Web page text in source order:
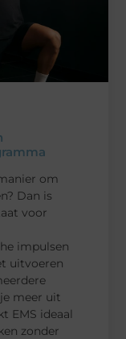
om
Dan is
voor
impulsen
uitvoeren
meer uit
EMS ideaal
zonder